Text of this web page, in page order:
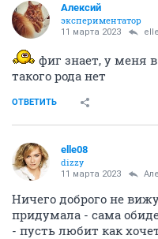
Алексий
экспериментатор
11 марта 2023
фиг знает, у меня
такого рода нет
ОТВЕТИТЬ
elle08
dizzy
11 марта 2023
Ничего доброго не
придумала - сама
- пусть любит как